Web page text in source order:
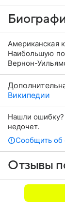
Американская
Наибольшую
Вернон-
Википедии
Нашли
недочет.
Сообщить об
Отзывы